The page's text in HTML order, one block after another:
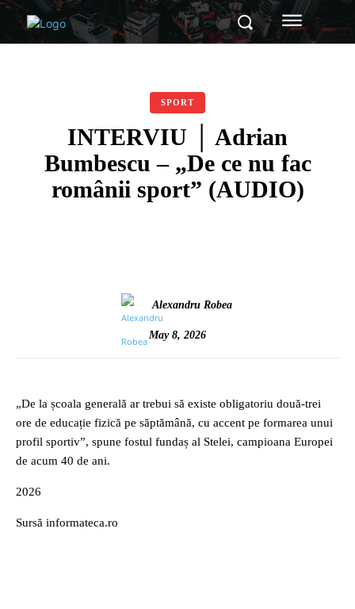
SPORT
INTERVIU │ Adrian
Bumbescu – „De ce nu fac
românii sport” (AUDIO)
Alexandru Robea
May 8, 2026
„De la școala generală ar trebui să existe obligatoriu două-trei
ore de educație fizică pe săptămână, cu accent pe formarea unui
profil sportiv”, spune fostul fundaș al Stelei, campioana Europei
de acum 40 de ani.
2026
Sursă informateca.ro